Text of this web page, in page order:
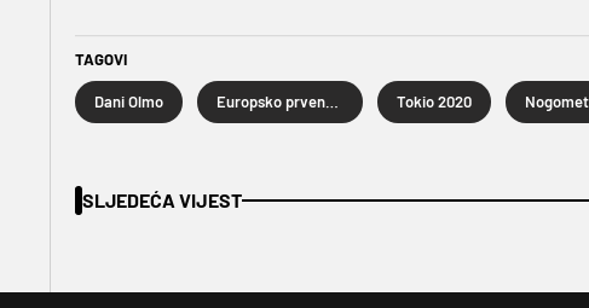
TAGOVI
Dani Olmo Europsko prvenstvo u nogometu 2020 Tokio 2020 Nogomet
SLJEDEĆA VIJEST